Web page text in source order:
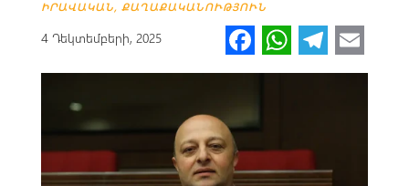
ԻՐԱՎԱԿԱՆ, ՔԱՂԱՔԱԿԱՆՈՒԹՅՈՒՆ
4 Դեկտեմբերի, 2025 Fa
ce
o
o
W
h
A
Te
le m